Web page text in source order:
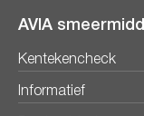
AVIA
Kentekencheck
Informatief